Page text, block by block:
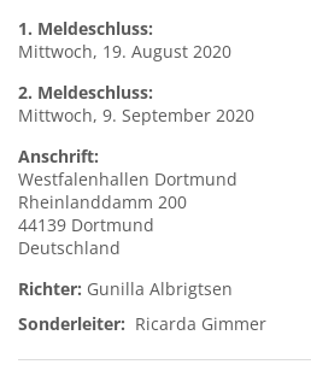
1. Meldeschluss:
Mittwoch, 19. August 2020
2. Meldeschluss:
Mittwoch, 9. September 2020
Anschrift:
Westfalenhallen Dortmund
Rheinlanddamm 200
44139 Dortmund
Deutschland
Richter: Gunilla Albrigtsen
Sonderleiter: Ricarda Gimmer